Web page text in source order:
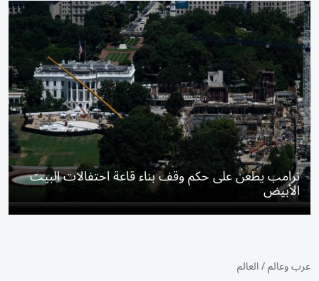
ترامب يطعن على حكم وقف بناء قاعة احتفالات البيت
الأبيض
عرب وعالم/العالم